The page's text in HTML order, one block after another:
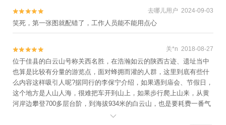

 去哪儿用户 2024-09-03
笑死，第一张图就配错了，工作人员能不能用点心

 关*n 2018-08-27
位于佳县的白云山号称关西名胜，在浩瀚如云的陕西古迹、遗址当中
也算是比较有分量的游览点，面对蜂拥而灌的人群，这里到底有些什
么内容这样吸引人呢?据同行的李保宁介绍，如果遇到庙会、节假日，
这个地方是人山人海，很难把车开到山上，如果步行爬上山来，从黄
河岸边攀登700多层台阶，到海拔934米的白云山，也是要耗费一番气
力的。 白云山占地12万平方米，是全国著名的风景名胜和道教名山，
